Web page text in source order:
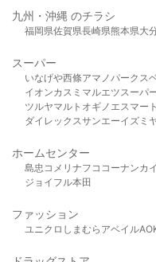
九州・沖縄 のチラシ
福岡県佐賀県長崎県熊本県大
スーパー
いなげや西條アマノパークス
イオンカスミ マルエツスーパ
ツルヤマルト オギノ エスマート
ダイレックスサンエーイズミ
ホームセンター
島忠 コメリ ナフコ コーナンカ
ジョイフル本田
ファッション
ユニクロ しまむら アベイル